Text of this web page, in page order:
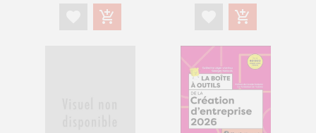
add_shopping_cart add_shopping_cart